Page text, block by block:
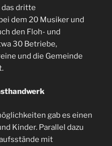
dritte
dem 20 Musiker und
den Floh- und
30 Betriebe,
und die Gemeinde
gab es einen
Kinder. Parallel dazu
mit